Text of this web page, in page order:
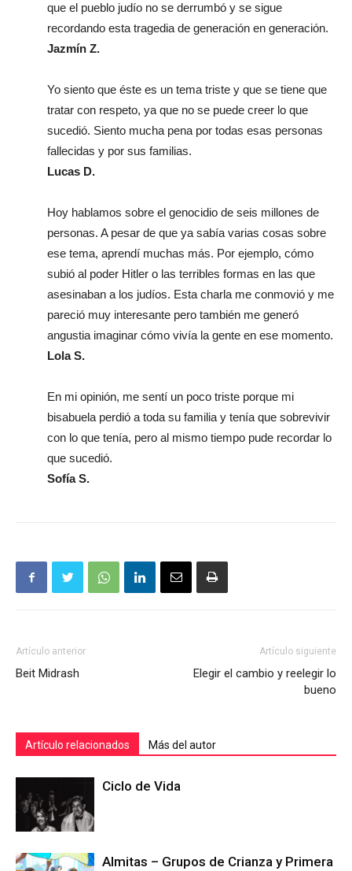
que el pueblo judío no se derrumbó y se sigue
recordando esta tragedia de generación en generación.
Jazmín Z.
Yo siento que éste es un tema triste y que se tiene que
tratar con respeto, ya que no se puede creer lo que
sucedió. Siento mucha pena por todas esas personas
fallecidas y por sus familias.
Lucas D.
Hoy hablamos sobre el genocidio de seis millones de
personas. A pesar de que ya sabía varias cosas sobre
ese tema, aprendí muchas más. Por ejemplo, cómo
subió al poder Hitler o las terribles formas en las que
asesinaban a los judíos. Esta charla me conmovió y me
pareció muy interesante pero también me generó
angustia imaginar cómo vivía la gente en ese momento.
Lola S.
En mi opinión, me sentí un poco triste porque mi
bisabuela perdió a toda su familia y tenía que sobrevivir
con lo que tenía, pero al mismo tiempo pude recordar lo
que sucedió.
Sofía S.
Artículo anterior
Beit Midrash
Artículo siguiente
Elegir el cambio y reelegir lo
bueno
Artículo relacionados Más del autor
Ciclo de Vida
Almitas – Grupos de Crianza y Primera